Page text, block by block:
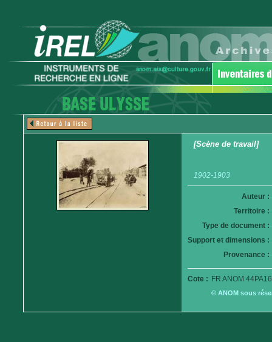
[Scène de travail]
1902-1903
Auteur :
Territoire :
Type de document :
Support et dimensions :
Provenance :
Cote : FR ANOM
© ANOM sous